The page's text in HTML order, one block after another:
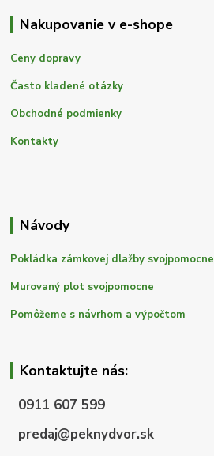
Nakupovanie v e-shope
Ceny dopravy
Často kladené otázky
Obchodné podmienky
Kontakty
Návody
Pokládka zámkovej dlažby svojpomocne
Murovaný plot svojpomocne
Pomôžeme s návrhom a výpočtom
Kontaktujte nás:
0911 607 599
predaj@peknydvor.sk